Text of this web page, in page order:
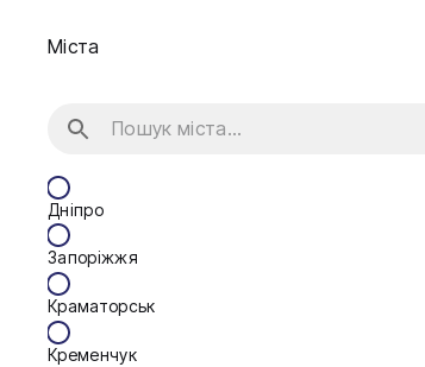
Міста
Дніпро
Запоріжжя
Краматорськ
Кременчук